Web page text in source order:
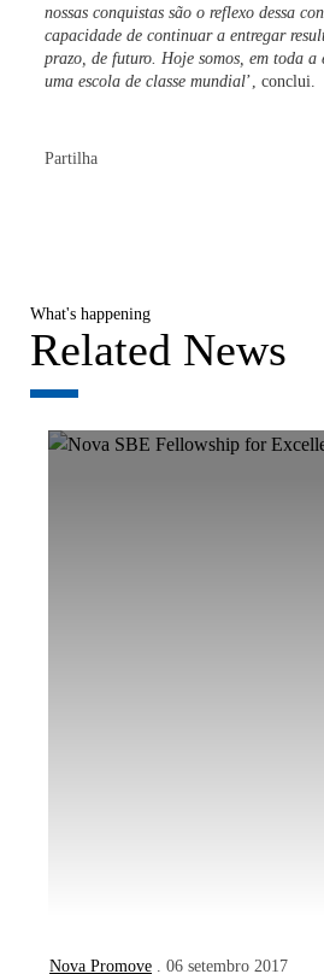
nossas conquistas são o reflexo dessa
capacidade de continuar a entregar
prazo, de futuro. Hoje somos, em toda a
uma escola de classe mundial’, conclui.
Partilha
What's happening
Related News
Nova Promove . 06 setembro 2017